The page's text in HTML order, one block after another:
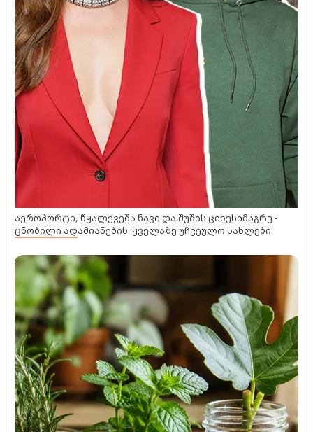
აეროპორტი, წყალქვეშა ნავი და შუშის ციხესიმაგრე -
ცნობილი ადამიანების ყველაზე უჩვეულო სახლები